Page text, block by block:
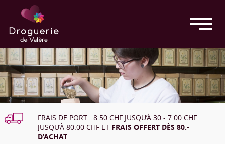
FRAIS DE PORT : 8.50 CHF JUSQU’À 30.- 7.00 CHF
JUSQU’À 80.00 CHF ET FRAIS OFFERT DÈS 80.-
D’ACHAT